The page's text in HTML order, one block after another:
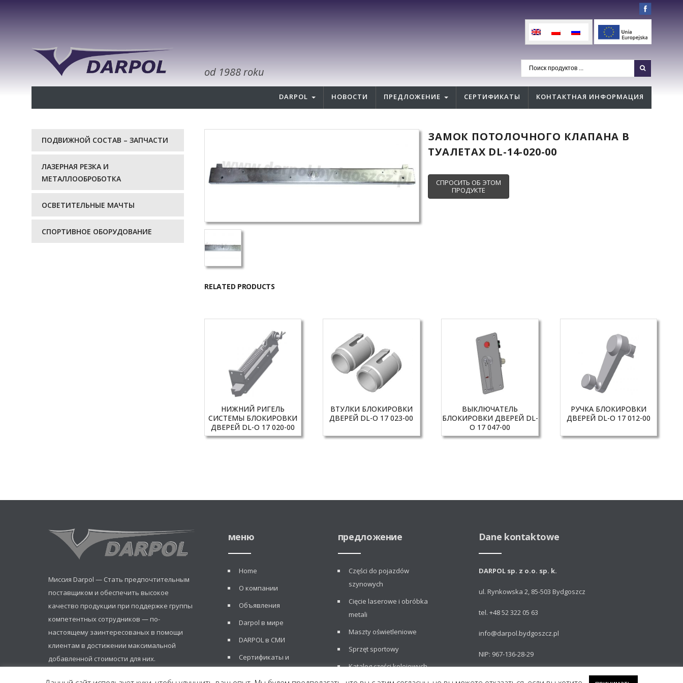
od 1988 roku
DARPOL НОВОСТИ ПРЕДЛОЖЕНИЕ СЕРТИФИКАТЫ КОНТАКТНАЯ ИНФОРМАЦИЯ
ЗАМОК ПОТОЛОЧНОГО КЛАПАНА В
ТУАЛЕТАХ DL-14-020-00
RELATED PRODUCTS
НИЖНИЙ РИГЕЛЬ
СИСТЕМЫ БЛОКИРОВКИ
ДВЕРЕЙ DL-O 17 020-00
ВТУЛКИ БЛОКИРОВКИ
ДВЕРЕЙ DL-O 17 023-00
ВЫКЛЮЧАТЕЛЬ
БЛОКИРОВКИ ДВЕРЕЙ DL-
O 17 047-00
РУЧКА БЛОКИРОВКИ
ДВЕРЕЙ DL-O 17 012-00
ПОДВИЖНОЙ СОСТАВ – ЗАПЧАСТИ
ЛАЗЕРНАЯ РЕЗКА И
МЕТАЛЛООБРОБОТКА
ОСВЕТИТЕЛЬНЫЕ МАЧТЫ
СПОРТИВНОЕ ОБОРУДОВАНИЕ
Миссия Darpol — Стать предпочтительным
поставщиком и обеспечить высокое
качество продукции при поддержке группы
компетентных сотрудников — по-
настоящему заинтересованых в помощи
клиентам в достижении максимальной
добавленной стоимости для них.
меню
Home
О компании
Объявления
Darpol в мире
DARPOL в СМИ
Сертификаты и
предложение
Części do pojazdów
szynowych
Cięcie laserowe i obróbka
metali
Maszty oświetleniowe
Sprzęt sportowy
Katalog części kolejowych
Dane kontaktowe
DARPOL sp. z o.o. sp. k.
ul. Rynkowska 2, 85-503 Bydgoszcz
tel. +48 52 322 05 63
info@darpol.bydgoszcz.pl
NIP: 967-136-28-29